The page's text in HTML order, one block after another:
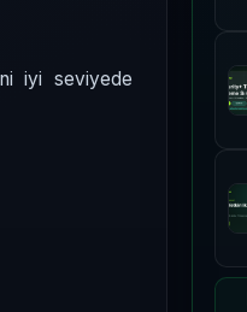
iyi seviyede